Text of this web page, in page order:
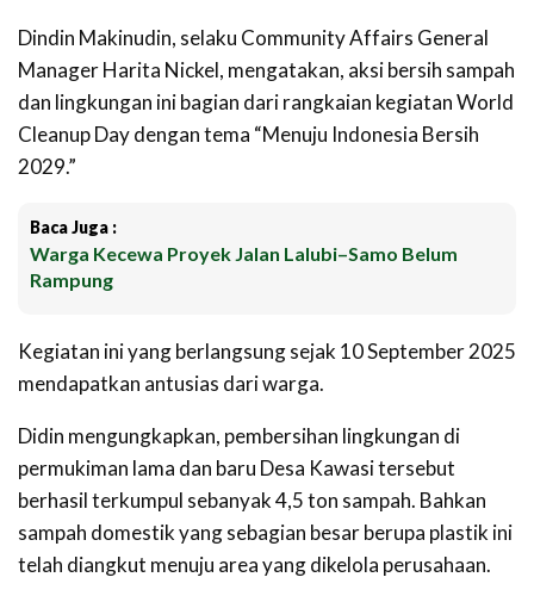
Dindin Makinudin, selaku Community Affairs General
Manager Harita Nickel, mengatakan, aksi bersih sampah
dan lingkungan ini bagian dari rangkaian kegiatan World
Cleanup Day dengan tema “Menuju Indonesia Bersih
2029.”
Baca Juga :
Warga Kecewa Proyek Jalan Lalubi–Samo Belum
Rampung
Kegiatan ini yang berlangsung sejak 10 September 2025
mendapatkan antusias dari warga.
Didin mengungkapkan, pembersihan lingkungan di
permukiman lama dan baru Desa Kawasi tersebut
berhasil terkumpul sebanyak 4,5 ton sampah. Bahkan
sampah domestik yang sebagian besar berupa plastik ini
telah diangkut menuju area yang dikelola perusahaan.